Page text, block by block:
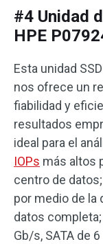
#4 Unidad
HPE
Esta unidad
nos ofrece un
fiabilidad y
resultados
ideal para el
IOPs más altos
centro de
por medio de la
datos
Gb/s, SATA de